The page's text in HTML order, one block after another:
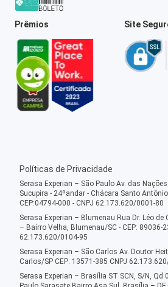
Prêmios Site
Políticas de Privacidade
Serasa Experian – São Paulo Av. das
Sucupira - 24ºandar - Chácara Santo
CEP:04794-000 - CNPJ 62.173.620/0001-80
Serasa Experian – Blumenau Rua Dr. Léo
– Bairro Velha, Blumenau/SC - CEP: 89036-
62.173.620/0104-95
Serasa Experian – São Carlos Av. Doutor
Carlos/SP CEP: 13571-385 CNPJ
Serasa Experian – Brasília ST SCN, S/N, Qd